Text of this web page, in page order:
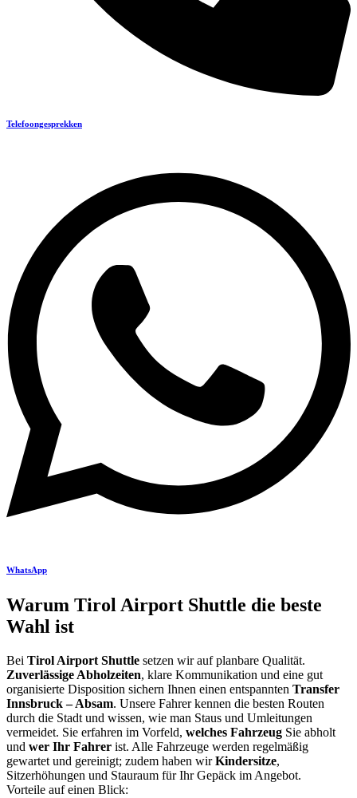
Telefoongesprekken
WhatsApp
Warum Tirol Airport Shuttle die beste
Wahl ist
Bei Tirol Airport Shuttle setzen wir auf planbare Qualität.
Zuverlässige Abholzeiten, klare Kommunikation und eine gut
organisierte Disposition sichern Ihnen einen entspannten Transfer
Innsbruck – Absam. Unsere Fahrer kennen die besten Routen
durch die Stadt und wissen, wie man Staus und Umleitungen
vermeidet. Sie erfahren im Vorfeld, welches Fahrzeug Sie abholt
und wer Ihr Fahrer ist. Alle Fahrzeuge werden regelmäßig
gewartet und gereinigt; zudem haben wirKindersitze,
Sitzerhöhungen und Stauraum für Ihr Gepäck im Angebot.
Vorteile auf einen Blick: